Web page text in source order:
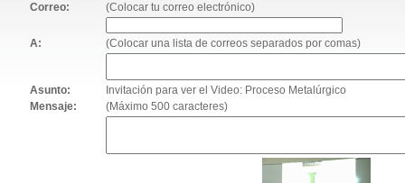
Correo: (Colocar tu correo electrónico)
A: (Colocar una lista de correos separados por comas)
Asunto:
Invitación para ver el Video: Proceso Metalúrgico
Mensaje:
(Máximo 500 caracteres)